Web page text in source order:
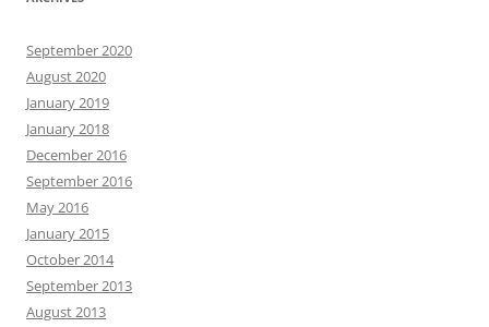
September 2020
August 2020
January 2019
January 2018
December 2016
September 2016
May 2016
January 2015
October 2014
September 2013
August 2013